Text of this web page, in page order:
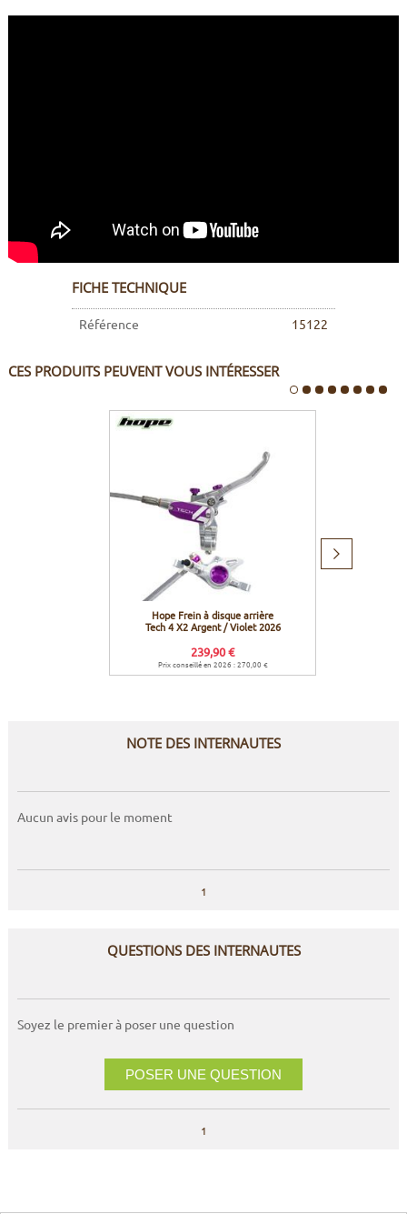
FICHE TECHNIQUE
Référence 15122
CES PRODUITS PEUVENT VOUS INTÉRESSER
Hope Frein à disque arrière
Tech 4 X2 Argent / Violet 2026
239,90 €
Prix conseillé en 2026 : 270,00 €
Produit
NOTE DES INTERNAUTES
Aucun avis pour le moment
1
QUESTIONS DES INTERNAUTES
Soyez le premier à poser une question
POSER UNE QUESTION
1